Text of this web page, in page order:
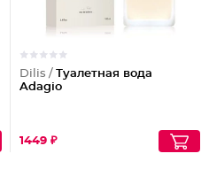
Dilis / Туалетная вода
Adagio
1449 ₽